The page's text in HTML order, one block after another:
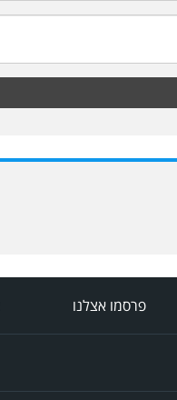
פרסמו אצלנו